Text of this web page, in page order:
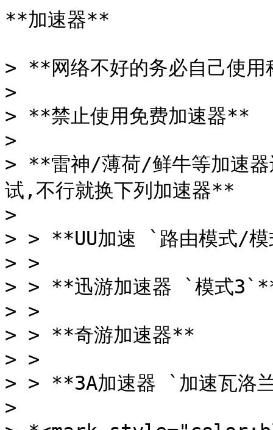
**加速器**
> **网络不好的务必自己使
>
> **禁止使用免费加速器**
>
> **雷神/薄荷/鲜牛等加速
试,不行就换下列加速器**
>
> > **UU加速 `路由模式/
> >
> > **迅游加速器 `模式
> >
> > **奇游加速器**
> >
> > **3A加速器 `加速瓦洛
>